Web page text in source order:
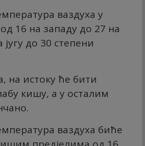
ваздуха у
16 на западу до 27 на
југу до 30 степени
на истоку ће бити
кишу, а у осталим
ваздуха биће